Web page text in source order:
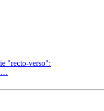
"recto-verso":